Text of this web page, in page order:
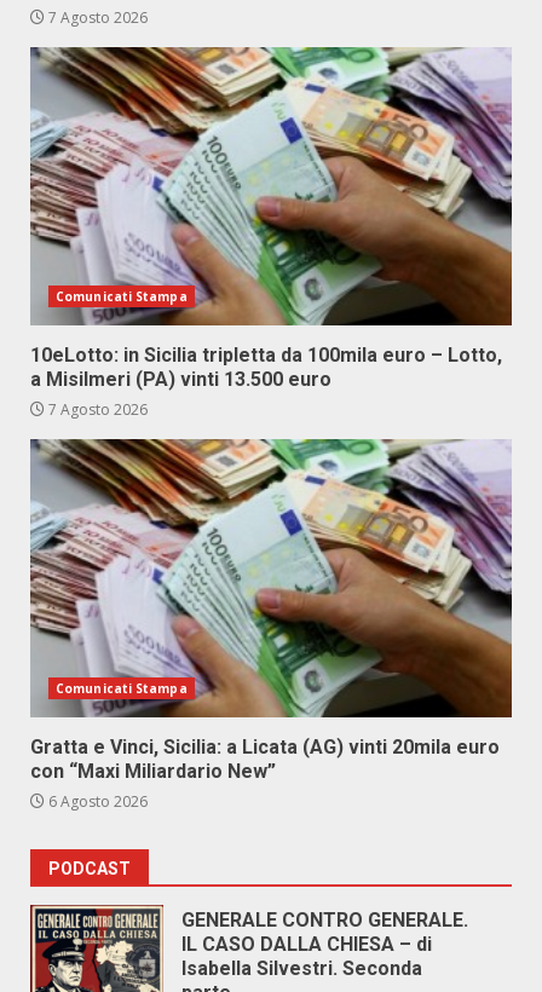
7 Agosto 2026
Comunicati Stampa
10eLotto: in Sicilia tripletta da 100mila euro – Lotto,
a Misilmeri (PA) vinti 13.500 euro
7 Agosto 2026
Comunicati Stampa
Gratta e Vinci, Sicilia: a Licata (AG) vinti 20mila euro
con “Maxi Miliardario New”
6 Agosto 2026
PODCAST
GENERALE CONTRO GENERALE.
IL CASO DALLA CHIESA – di
Isabella Silvestri. Seconda